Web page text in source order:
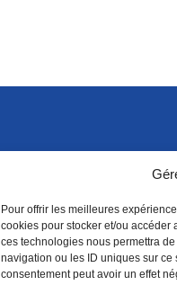
Pour offrir les meilleures
cookies pour stocker et/ou accéder
ces technologies nous permettra
navigation ou les ID uniques sur ce
consentement peut avoir un effet